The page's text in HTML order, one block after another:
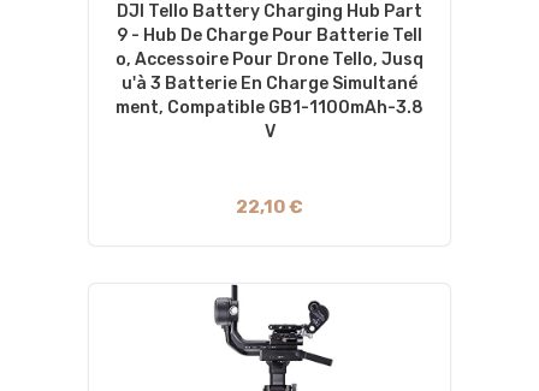
DJI Tello Battery Charging Hub Part
9 - Hub De Charge Pour Batterie Tell
O, Accessoire Pour Drone Tello, Jusq
U'à 3 Batterie En Charge Simultané
Ment, Compatible GB1-1100mAh-3.8
V
22,10 €